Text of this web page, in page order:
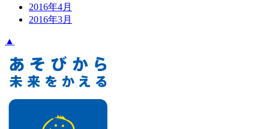
2016年4月
2016年3月
▲